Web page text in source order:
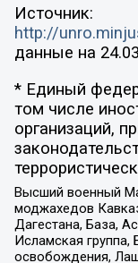
Источник:
http://
данные на
* Единый
том числе
организаций,
Высший военный
моджахедов
Дагестана, База,
Исламская группа,
освобождения,